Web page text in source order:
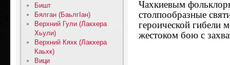
Бишт
Бялган (БаьлгIан)
Верхний Гули (Лакхера
Хьули)
Верхний Кяхк (Лакхера
Каьхк)
Вици
Чахкиевым
столпообразные
героической гибели
жестоком бою с